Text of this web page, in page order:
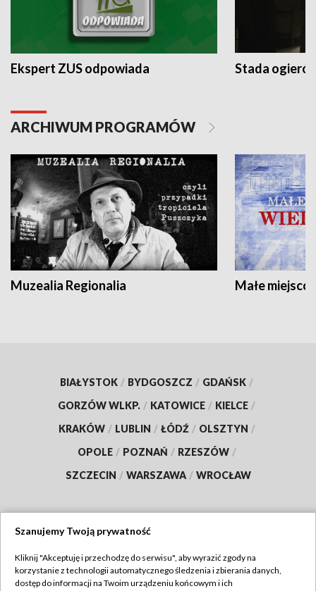
Ekspert ZUS odpowiada Stada
ARCHIWUM PROGRAMÓW
Muzealia Regionalia Małe
BIAŁYSTOK / BYDGOSZCZ / GDAŃSK /
GORZÓW WLKP. / KATOWICE / KIELCE /
KRAKÓW / LUBLIN / ŁÓDŹ / OLSZTYN /
OPOLE / POZNAŃ / RZESZÓW /
SZCZECIN / WARSZAWA / WROCŁAW
TVP
Szanujemy Twoją prywatność
Kliknij "Akceptuję i przechodzę do serwisu", aby wyrazić zgody na
korzystanie z technologii automatycznego śledzenia i zbierania danych,
dostęp do informacji na Twoim urządzeniu końcowym i ich